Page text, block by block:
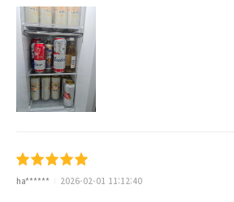
ha****** 2026-02-01 11:12:40